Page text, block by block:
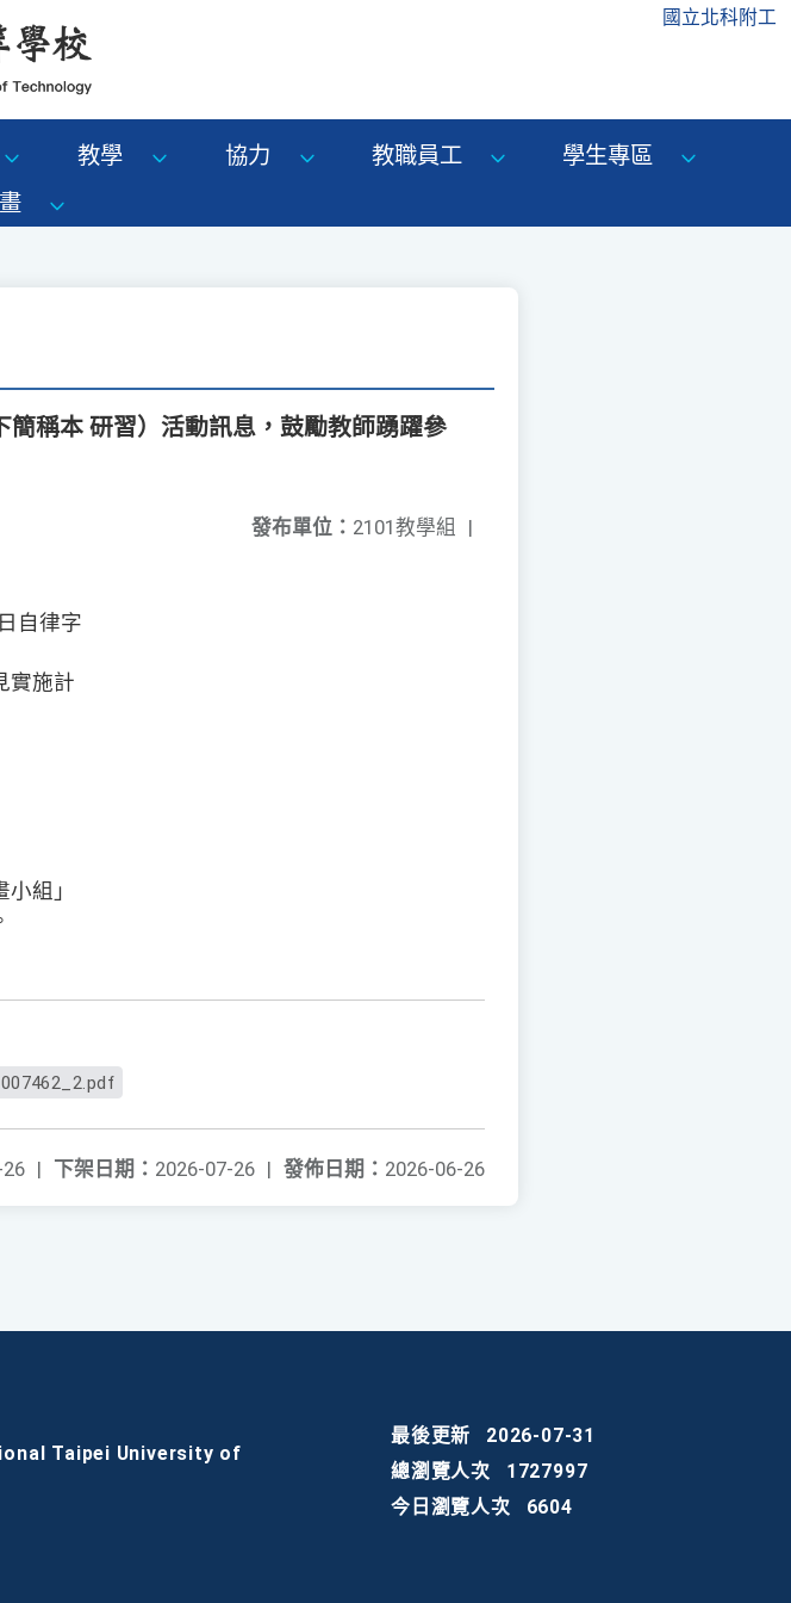
國立北科附工
教學 協力 教職員工
學生專區
稱本 研習）活動訊息，鼓勵教師踴躍參
發布單位： 2101教學組 |
自律字
實施計
組」
發佈日期： 2026-06-26
下架日期： 2026-07-26 |
|
Taipei University of
最後更新
2026-07-31
總瀏覽人次
1727997
今日瀏覽人次
6604